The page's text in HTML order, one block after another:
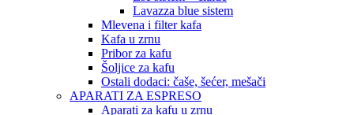
Lavazza blue sistem
Mlevena i filter kafa
Kafa u zrnu
Pribor za kafu
Šoljice za kafu
Ostali dodaci: čaše, šećer, mešači
APARATI ZA ESPRESO
Aparati za kafu u zrnu